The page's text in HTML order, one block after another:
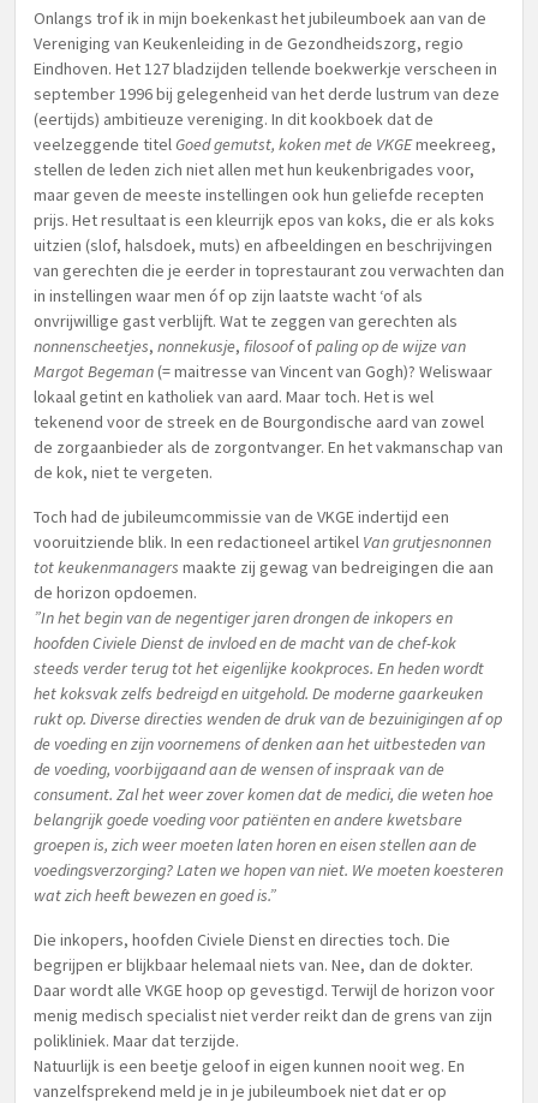
Onlangs trof ik in mijn boekenkast het jubileumboek aan van de
Vereniging van Keukenleiding in de Gezondheidszorg, regio
Eindhoven. Het 127 bladzijden tellende boekwerkje verscheen in
september 1996 bij gelegenheid van het derde lustrum van deze
(eertijds) ambitieuze vereniging. In dit kookboek dat de
veelzeggende titelGoed gemutst, koken met de VKGEmeekreeg,
stellen de leden zich niet allen met hun keukenbrigades voor,
maar geven de meeste instellingen ook hun geliefde recepten
prijs. Het resultaat is een kleurrijk epos van koks, die er als koks
uitzien (slof, halsdoek, muts) en afbeeldingen en beschrijvingen
van gerechten die je eerder in toprestaurant zou verwachten dan
in instellingen waar men óf op zijn laatste wacht ‘of als
onvrijwillige gast verblijft. Wat te zeggen van gerechten als
nonnenscheetjes, nonnekusje, filosoofofpaling op de wijze van
Margot Begeman(= maitresse van Vincent van Gogh)? Weliswaar
lokaal getint en katholiek van aard. Maar toch. Het is wel
tekenend voor de streek en de Bourgondische aard van zowel
de zorgaanbieder als de zorgontvanger. En het vakmanschap van
de kok, niet te vergeten.
Toch had de jubileumcommissie van de VKGE indertijd een
vooruitziende blik. In een redactioneel artikel Van grutjesnonnen
tot keukenmanagers maakte zij gewag van bedreigingen die aan
de horizon opdoemen.
”In het begin van de negentiger jaren drongen de inkopers en
hoofden Civiele Dienst de invloed en de macht van de chef-kok
steeds verder terug tot het eigenlijke kookproces. En heden wordt
het koksvak zelfs bedreigd en uitgehold. De moderne gaarkeuken
rukt op. Diverse directies wenden de druk van de bezuinigingen af op
de voeding en zijn voornemens of denken aan het uitbesteden van
de voeding, voorbijgaand aan de wensen of inspraak van de
consument. Zal het weer zover komen dat de medici, die weten hoe
belangrijk goede voeding voor patiënten en andere kwetsbare
groepen is, zich weer moeten laten horen en eisen stellen aan de
voedingsverzorging? Laten we hopen van niet. We moeten koesteren
wat zich heeft bewezen en goed is.”
Die inkopers, hoofden Civiele Dienst en directies toch. Die
begrijpen er blijkbaar helemaal niets van. Nee, dan de dokter.
Daar wordt alle VKGE hoop op gevestigd. Terwijl de horizon voor
menig medisch specialist niet verder reikt dan de grens van zijn
polikliniek. Maar dat terzijde.
Natuurlijk is een beetje geloof in eigen kunnen nooit weg. En
vanzelfsprekend meld je in je jubileumboek niet dat er op